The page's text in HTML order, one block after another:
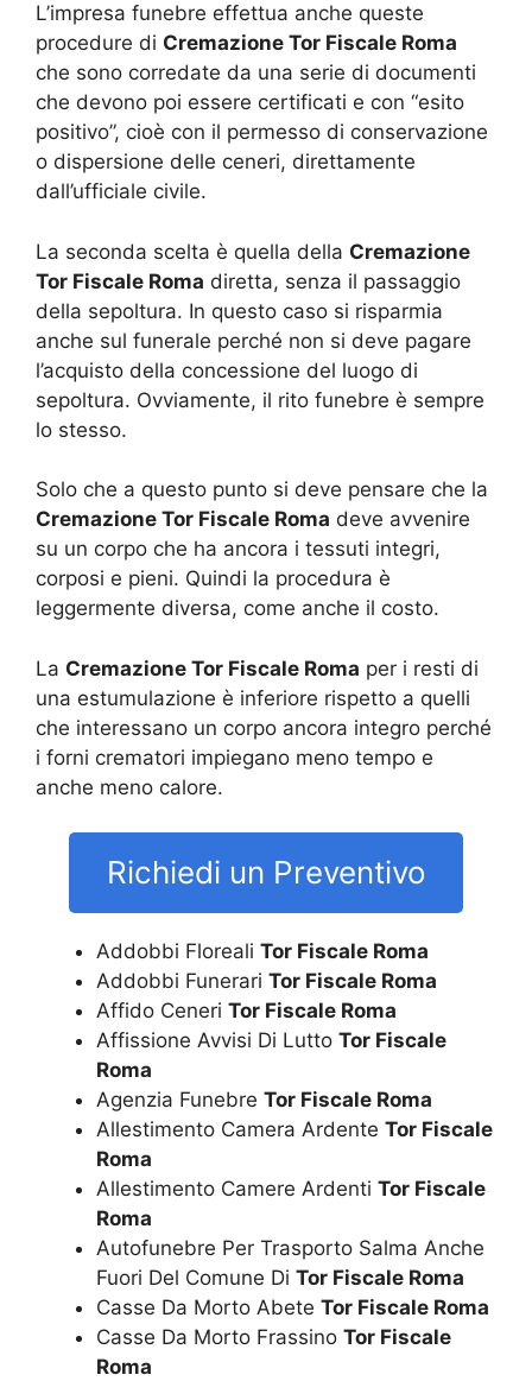
L’impresa funebre effettua anche queste
procedure di Cremazione Tor Fiscale Roma
che sono corredate da una serie di documenti
che devono poi essere certificati e con “esito
positivo”, cioè con il permesso di conservazione
o dispersione delle ceneri, direttamente
dall’ufficiale civile.
La seconda scelta è quella della Cremazione
Tor Fiscale Roma diretta, senza il passaggio
della sepoltura. In questo caso si risparmia
anche sul funerale perché non si deve pagare
l’acquisto della concessione del luogo di
sepoltura. Ovviamente, il rito funebre è sempre
lo stesso.
Solo che a questo punto si deve pensare che la
Cremazione Tor Fiscale Roma deve avvenire
su un corpo che ha ancora i tessuti integri,
corposi e pieni. Quindi la procedura è
leggermente diversa, come anche il costo.
La Cremazione Tor Fiscale Roma per i resti di
una estumulazione è inferiore rispetto a quelli
che interessano un corpo ancora integro perché
i forni crematori impiegano meno tempo e
anche meno calore.
Richiedi un Preventivo
Addobbi Floreali Tor Fiscale Roma
Addobbi Funerari Tor Fiscale Roma
Affido Ceneri Tor Fiscale Roma
Affissione Avvisi Di Lutto Tor Fiscale
Roma
Agenzia Funebre Tor Fiscale Roma
Allestimento Camera Ardente Tor Fiscale
Roma
Allestimento Camere Ardenti Tor Fiscale
Roma
Autofunebre Per Trasporto Salma Anche
Fuori Del Comune Di Tor Fiscale Roma
Casse Da Morto Abete Tor Fiscale Roma
Casse Da Morto Frassino Tor Fiscale
Roma